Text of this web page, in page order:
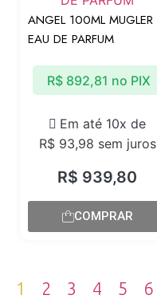
ANGEL 100ML MUGLER
EAU DE PARFUM
R$ 939,80
Em até 10x de
R$93,98 sem juros
R$ 892,81 no PIX
COMPRAR
1 2 3 4 5 6